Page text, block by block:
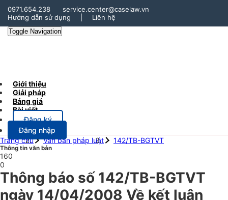
0971.654.238
service.center@caselaw.vn
Hướng dẫn sử dụng
Liên hệ
Toggle Navigation
Giới thiệu
Giải pháp
Bảng giá
Bài viết
Đăng ký
Đăng nhập
Trang chủ
Văn bản pháp luật 142/TB-BGTVT
Thông tin văn bản
160
0
Thông báo số 142/TB-BGTVT
ngày 14/04/2008 Về kết luận